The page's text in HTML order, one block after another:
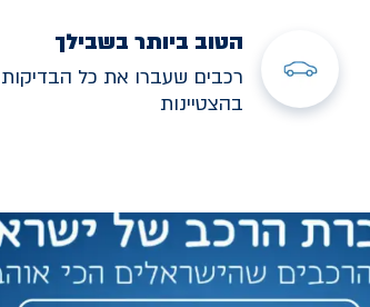
הטוב ביותר בשבילך
רכבים שעברו את כל הבדיקות
בהצטיינות